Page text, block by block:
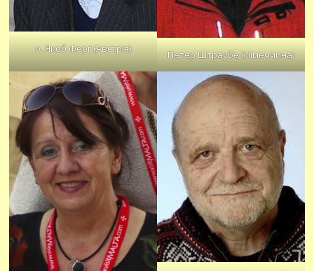
о. Якоб Ферґ (Австрія) Петер Штраубе (Німеччина)